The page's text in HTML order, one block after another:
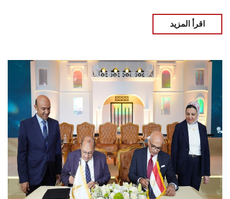
اقرأ المزيد